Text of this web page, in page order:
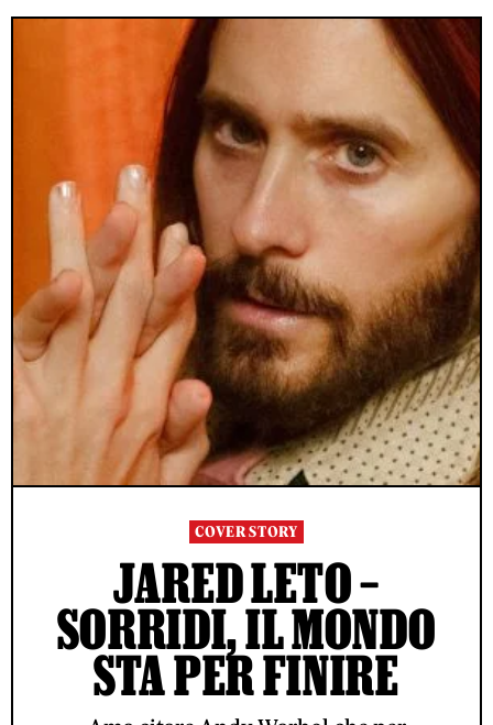
COVER STORY
JARED LETO –
SORRIDI, IL MONDO
STA PER FINIRE